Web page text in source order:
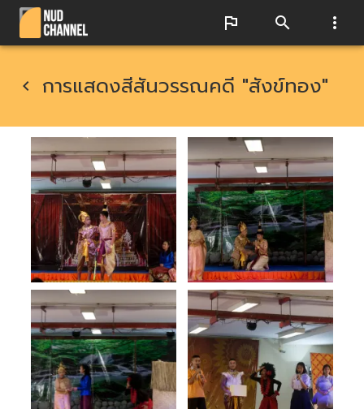
การแสดงสีสันวรรณคดี "สังข์ทอง"